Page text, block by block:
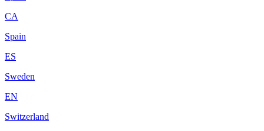
CA
Spain
ES
Sweden
EN
Switzerland